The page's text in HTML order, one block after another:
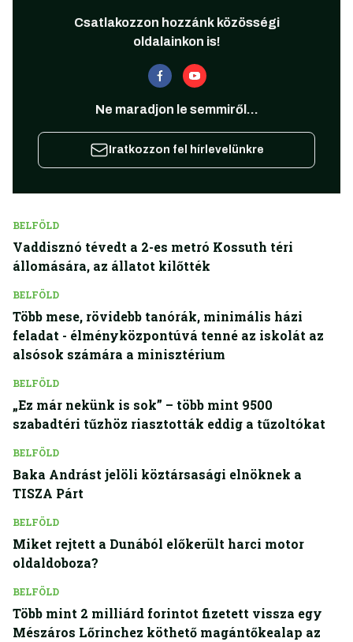
Csatlakozzon hozzánk közösségi
oldalainkon is!
Ne maradjon le semmiről...
Iratkozzon fel hírlevelünkre
BELFÖLD
Vaddisznó tévedt a 2-es metró Kossuth téri
állomására, az állatot kilőtték
BELFÖLD
Több mese, rövidebb tanórák, minimális házi
feladat - élményközpontúvá tenné az iskolát az
alsósok számára a minisztérium
BELFÖLD
„Ez már nekünk is sok” – több mint 9500
szabadtéri tűzhöz riasztották eddig a tűzoltókat
BELFÖLD
Baka Andrást jelöli köztársasági elnöknek a
TISZA Párt
BELFÖLD
Miket rejtett a Dunából előkerült harci motor
oldaldoboza?
BELFÖLD
Több mint 2 milliárd forintot fizetett vissza egy
Mészáros Lőrinchez köthető magántőkealap az